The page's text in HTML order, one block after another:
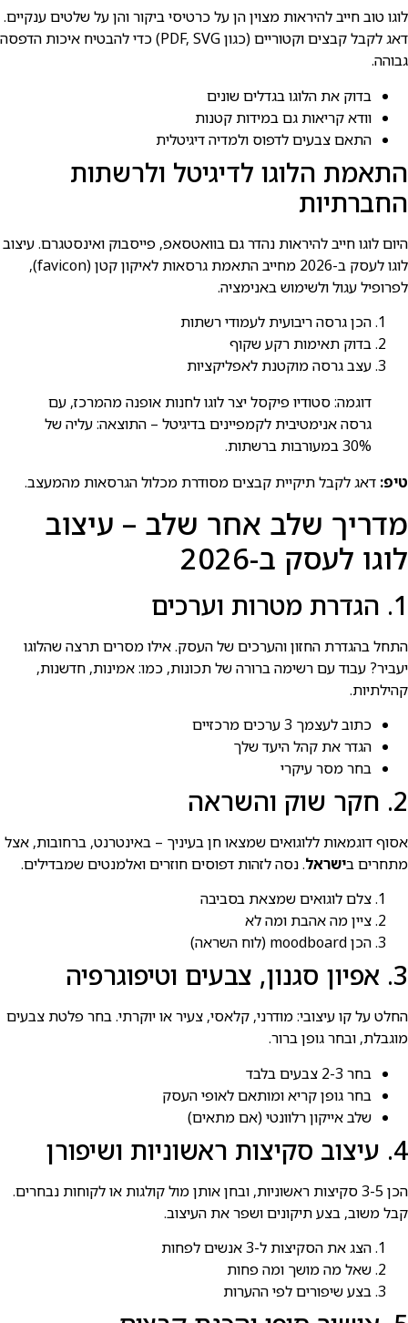
לוגו טוב חייב להיראות מצוין הן על כרטיסי ביקור והן על שלטים ענקיים.
דאג לקבל קבצים וקטוריים (כגון PDF, SVG) כדי להבטיח איכות הדפסה
גבוהה.
בדוק את הלוגו בגדלים שונים
וודא קריאות גם במידות קטנות
התאם צבעים לדפוס ולמדיה דיגיטלית
התאמת הלוגו לדיגיטל ולרשתות
החברתיות
היום לוגו חייב להיראות נהדר גם בוואטסאפ, פייסבוק ואינסטגרם. עיצוב
לוגו לעסק ב-2026 מחייב התאמת גרסאות לאיקון קטן (favicon),
לפרופיל עגול ולשימוש באנימציה.
הכן גרסה ריבועית לעמודי רשתות
בדוק תאימות רקע שקוף
עצב גרסה מוקטנת לאפליקציות
דוגמה: סטודיו פיקסל יצר לוגו לחנות אופנה מהמרכז, עם
גרסה אנימטיבית לקמפיינים בדיגיטל – התוצאה: עליה של
30% במעורבות ברשתות.
טיפ: דאג לקבל תיקיית קבצים מסודרת מכלול הגרסאות מהמעצב.
מדריך שלב אחר שלב – עיצוב
לוגו לעסק ב-2026
1. הגדרת מטרות וערכים
התחל בהגדרת החזון והערכים של העסק. אילו מסרים תרצה שהלוגו
יעביר? עבוד עם רשימה ברורה של תכונות, כמו: אמינות, חדשנות,
קהילתיות.
כתוב לעצמך 3 ערכים מרכזיים
הגדר את קהל היעד שלך
בחר מסר עיקרי
2. חקר שוק והשראה
אסוף דוגמאות ללוגואים שמצאו חן בעיניך – באינטרנט, ברחובות, אצל
מתחרים בישראל. נסה לזהות דפוסים חוזרים ואלמנטים שמבדילים.
צלם לוגואים שמצאת בסביבה
ציין מה אהבת ומה לא
הכן moodboard (לוח השראה)
3. אפיון סגנון, צבעים וטיפוגרפיה
החלט על קו עיצובי: מודרני, קלאסי, צעיר או יוקרתי. בחר פלטת צבעים
מוגבלת, ובחר גופן ברור.
בחר 2-3 צבעים בלבד
בחר גופן קריא ומותאם לאופי העסק
שלב אייקון רלוונטי (אם מתאים)
4. עיצוב סקיצות ראשוניות ושיפורן
הכן 3-5 סקיצות ראשוניות, ובחן אותן מול קולגות או לקוחות נבחרים.
קבל משוב, בצע תיקונים ושפר את העיצוב.
הצג את הסקיצות ל-3 אנשים לפחות
שאל מה מושך ומה פחות
בצע שיפורים לפי ההערות